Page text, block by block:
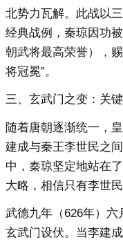
北势力瓦解。此战以
经典战例，秦琼因功
朝武将最高荣誉），
将冠冕”。
三、玄武门之变：关
随着唐朝逐渐统一，
建成与秦王李世民之
中，秦琼坚定地站在
大略，相信只有李世
武德九年（626年）
玄武门设伏。当李建